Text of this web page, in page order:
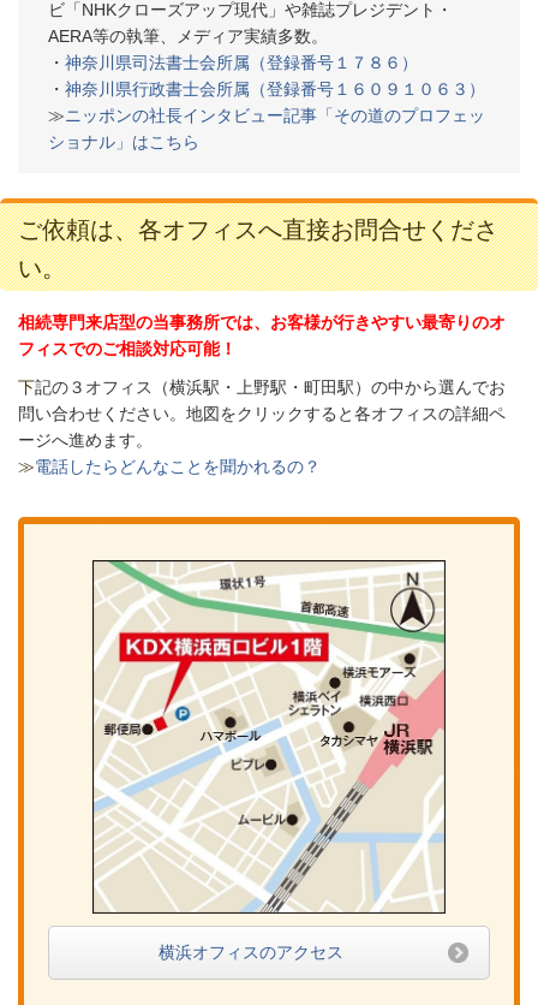
ビ「NHKクローズアップ現代」や雑誌プレジデント・
AERA等の執筆、メディア実績多数。
・ 神奈川県司法書士会所属（登録番号１７８６）
・ 神奈川県行政書士会所属（登録番号１６０９１０６３）
≫ニッポンの社長インタビュー記事「その道のプロフェッ
ショナル」はこちら
ご依頼は、各オフィスへ直接お問合せくださ
い。
相続専門来店型の当事務所では、お客様が行きやすい最寄りのオ
フィスでのご相談対応可能！
下記の３オフィス（横浜駅・上野駅・町田駅）の中から選んでお
問い合わせください。 地図をクリックすると各オフィスの詳細ペ
ージへ進めます。
≫電話したらどんなことを聞かれるの？
横浜オフィスのアクセス